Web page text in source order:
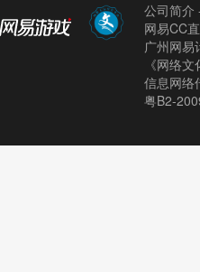
公司简介
网易CC
广州网
《网络
信息网络
粤B2-